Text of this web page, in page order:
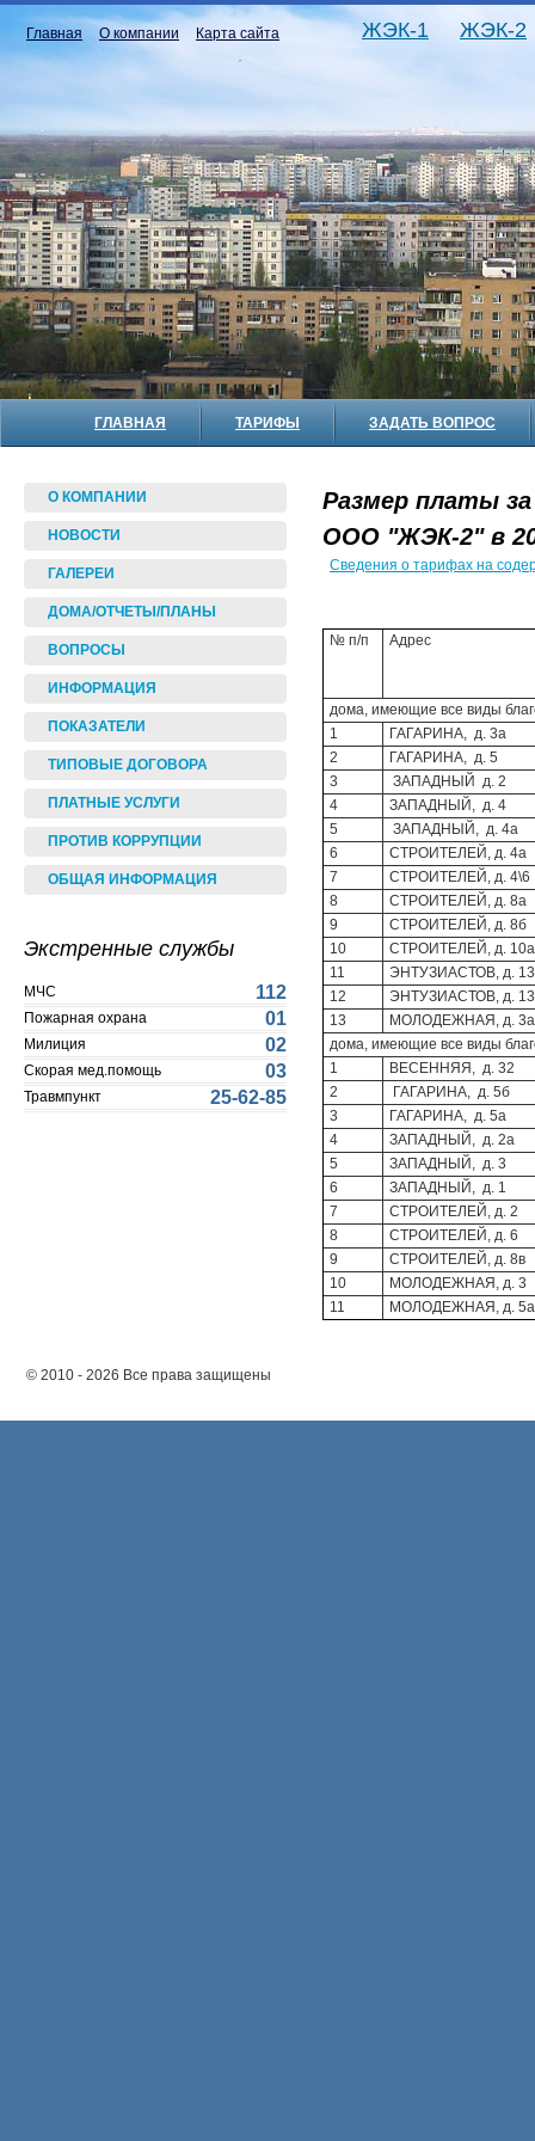
Главная О компании Карта сайта ЖЭК-1 ЖЭК-2
ГЛАВНАЯ ТАРИФЫ ЗАДАТЬ ВОПРОС
О КОМПАНИИ
НОВОСТИ
ГАЛЕРЕИ
ДОМА/ОТЧЕТЫ/ПЛАНЫ
ВОПРОСЫ
ИНФОРМАЦИЯ
ПОКАЗАТЕЛИ
ТИПОВЫЕ ДОГОВОРА
ПЛАТНЫЕ УСЛУГИ
ПРОТИВ КОРРУПЦИИ
ОБЩАЯ ИНФОРМАЦИЯ
Экстренные службы
МЧС 112
Пожарная охрана 01
Милиция 02
Скорая мед.помощь 03
Травмпункт 25-62-85
Размер платы
ООО "ЖЭК-2" в
Сведения о тарифах на
№ п/п Адрес
дома, имеющие все виды
1
ГАГАРИНА, д.
2
ГАГАРИНА, д.
3
ЗАПАДНЫЙ д. 2
4
ЗАПАДНЫЙ, д. 4
5
ЗАПАДНЫЙ, д. 4а
6
СТРОИТЕЛЕЙ, д. 4а
7
СТРОИТЕЛЕЙ, д. 4\6
8
СТРОИТЕЛЕЙ, д. 8а
9
СТРОИТЕЛЕЙ, д. 8б
10
СТРОИТЕЛЕЙ, д. 10а
11
ЭНТУЗИАСТОВ, д. 13
12
ЭНТУЗИАСТОВ, д.
13
МОЛОДЕЖНАЯ, д. 3а
дома, имеющие все виды
1
ВЕСЕННЯЯ, д. 32
2
ГАГАРИНА, д.
3
ГАГАРИНА, д. 5а
4
ЗАПАДНЫЙ, д. 2а
5
ЗАПАДНЫЙ, д. 3
6
ЗАПАДНЫЙ, д. 1
7
СТРОИТЕЛЕЙ, д. 2
8
СТРОИТЕЛЕЙ, д. 6
9
СТРОИТЕЛЕЙ, д. 8в
10
МОЛОДЕЖНАЯ, д. 3
11
МОЛОДЕЖНАЯ, д. 5а
© 2010 - 2026 Все права защищены